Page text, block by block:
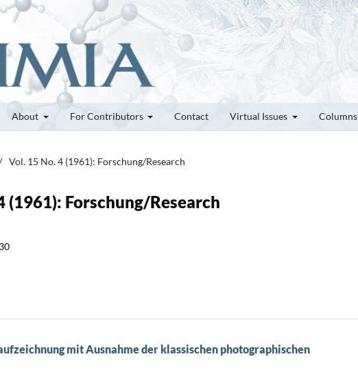
About For Contributors Contact Virtual Issues Columns
Vol. 15 No. 4 (1961): Forschung/Research
(1961): Forschung/Research
mit Ausnahme der klassischen photographischen